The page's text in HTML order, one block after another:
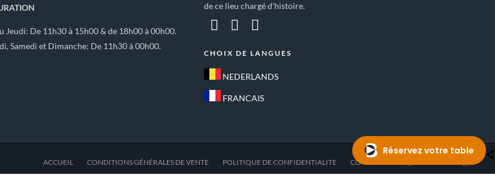
Jeudi: De 11h30 à 15h00 & de 18h00 à 00h00.
Samedi et Dimanche: De 11h30 à 00h00.
de ce lieu chargé d’histoire.
CHOIX DE LANGUES
NEDERLANDS
FRANCAIS
ACCUEIL CONDITIONS GÉNÉRALES DE VENTE POLITIQUE DE CONFIDENTIALITE CONTACT
—- || RESERVATION || —-